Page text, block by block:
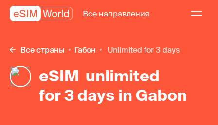
Все направления
Все страны Габон unlimited for 3 days
eSIM unlimited
for 3 days in Gabon